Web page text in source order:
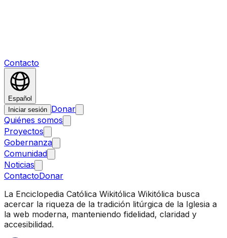
Contacto
Español
Iniciar sesión Donar
Quiénes somos
Proyectos
Gobernanza
Comunidad
Noticias
ContactoDonar
La Enciclopedia Católica Wikitólica Wikitólica busca
acercar la riqueza de la tradición litúrgica de la Iglesia a
la web moderna, manteniendo fidelidad, claridad y
accesibilidad.